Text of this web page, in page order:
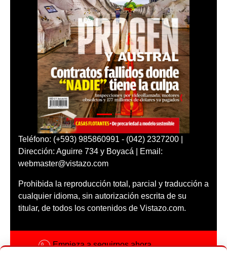
Teléfono: (+593) 985860991 - (042) 2327200 |
Dirección: Aguirre 734 y Boyacá | Email:
webmaster@vistazo.com
Prohibida la reproducción total, parcial y traducción a
cualquier idioma, sin autorización escrita de su
titular, de todos los contenidos de Vistazo.com.
Empieza a seguirnos ahora